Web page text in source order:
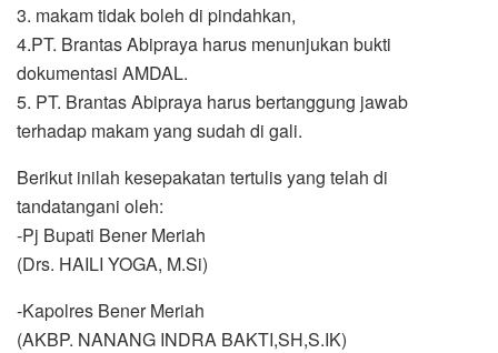
3. makam tidak boleh di pindahkan,
4.PT. Brantas Abipraya harus menunjukan bukti
dokumentasi AMDAL.
5. PT. Brantas Abipraya harus bertanggung jawab
terhadap makam yang sudah di gali.
Berikut inilah kesepakatan tertulis yang telah di
tandatangani oleh:
-Pj Bupati Bener Meriah
(Drs. HAILI YOGA, M.Si)
-Kapolres Bener Meriah
(AKBP. NANANG INDRA BAKTI,SH,S.IK)